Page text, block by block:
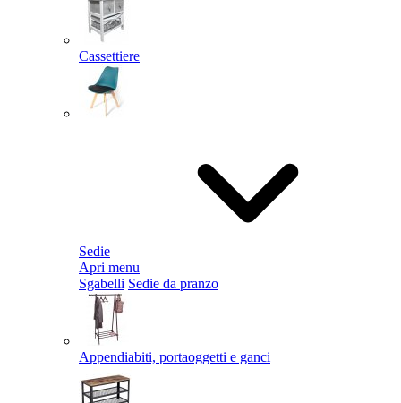
Cassettiere
Sedie
Apri menu
Sgabelli Sedie da pranzo
Appendiabiti, portaoggetti e ganci